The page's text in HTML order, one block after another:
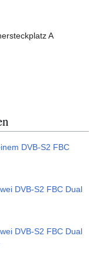
A
DVB-S2 FBC
DVB-S2 FBC Dual
DVB-S2 FBC Dual